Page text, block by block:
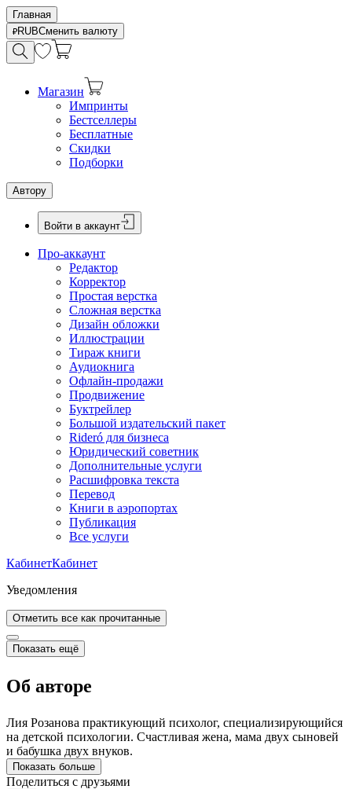
Главная
RUBСменить валюту
Магазин
Импринты
Бестселлеры
Бесплатные
Скидки
Подборки
Автору
Войти в аккаунт
Про-аккаунт
Редактор
Корректор
Простая верстка
Сложная верстка
Дизайн обложки
Иллюстрации
Тираж книги
Аудиокнига
Офлайн-продажи
Продвижение
Буктрейлер
Большой издательский пакет
Rideró для бизнеса
Юридический советник
Дополнительные услуги
Расшифровка текста
Перевод
Книги в аэропортах
Публикация
Все услуги
КабинетКабинет
Уведомления
Отметить все как прочитанные
Показать ещё
Об авторе
Лия Розанова практикующий психолог, специализирующийся
на детской психологии. Счастливая жена, мама двух сыновей
и бабушка двух внуков.
Показать больше
Поделиться с друзьями